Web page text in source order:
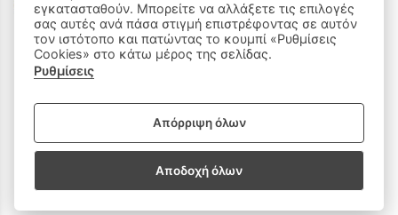
Sitemap/Login
εγκατασταθούν. Μπορείτε να αλλάξετε τις επιλογές
σας αυτές ανά πάσα στιγμή επιστρέφοντας σε αυτόν
τον ιστότοπο και πατώντας το κουμπί «Ρυθμίσεις
Cookies» στο κάτω μέρος της σελίδας.
Ρυθμίσεις
Απόρριψη όλων
Αποδοχή όλων